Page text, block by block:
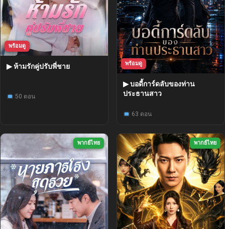
พร้อมดู
▶ ห้ามรักคู่ปรับพี่ชาย
50 ตอน
พร้อมดู
▶ บอดี้การ์ดลับของท่าน
ประธานสาว
63 ตอน
พากย์ไทย พากย์ไทย